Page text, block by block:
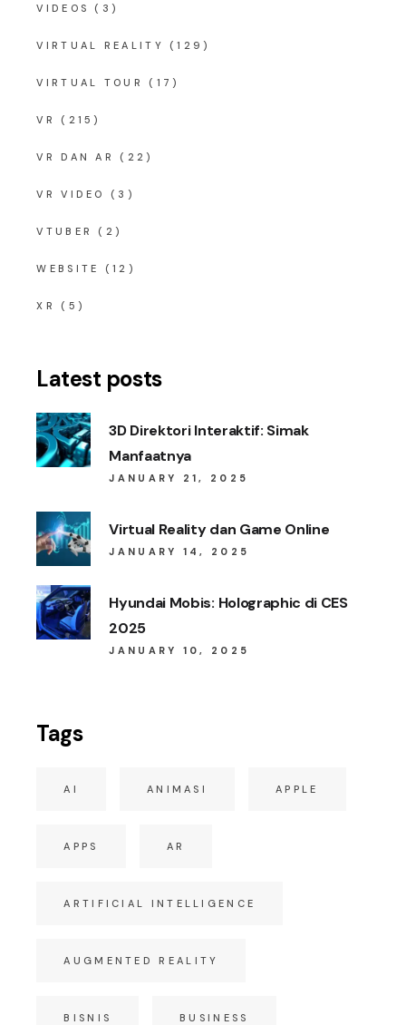
VIDEOS (3)
VIRTUAL REALITY (129)
VIRTUAL TOUR (17)
VR (215)
VR DAN AR (22)
VR VIDEO (3)
VTUBER (2)
WEBSITE (12)
XR (5)
Latest posts
3D Direktori Interaktif: Simak
Manfaatnya
JANUARY 21, 2025
Virtual Reality dan Game Online
JANUARY 14, 2025
Hyundai Mobis: Holographic di CES
2025
JANUARY 10, 2025
Tags
AI ANIMASI APPLE
APPS AR
ARTIFICIAL INTELLIGENCE
AUGMENTED REALITY
BISNIS BUSINESS